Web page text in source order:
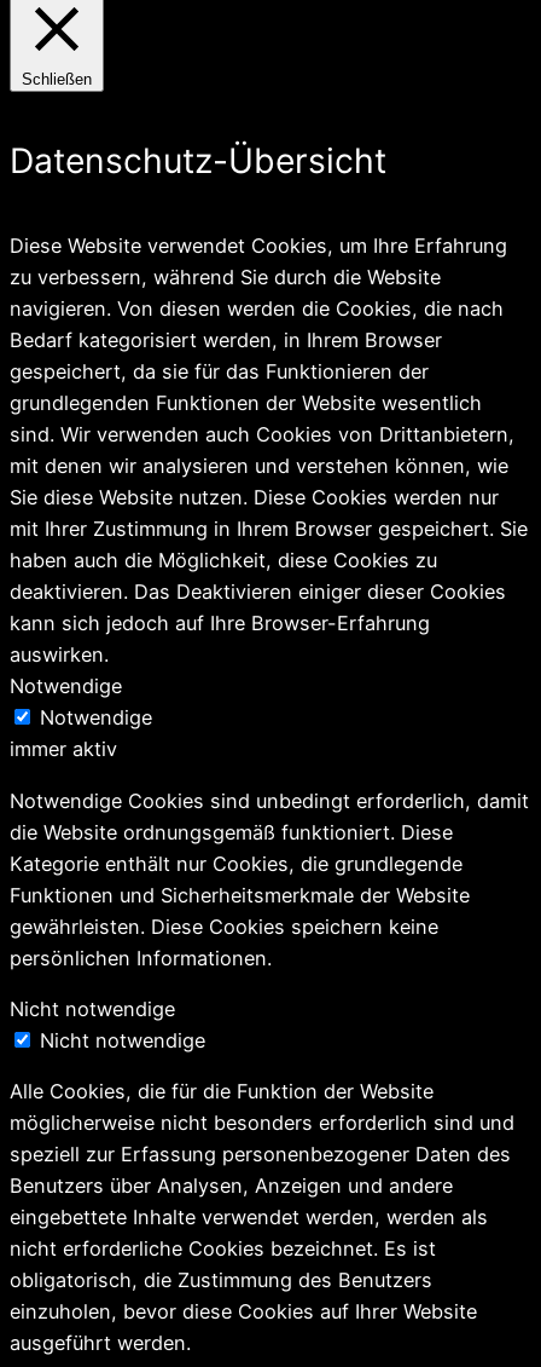
Schließen
Datenschutz-Übersicht
Diese Website verwendet Cookies, um Ihre Erfahrung
zu verbessern, während Sie durch die Website
navigieren. Von diesen werden die Cookies, die nach
Bedarf kategorisiert werden, in Ihrem Browser
gespeichert, da sie für das Funktionieren der
grundlegenden Funktionen der Website wesentlich
sind. Wir verwenden auch Cookies von Drittanbietern,
mit denen wir analysieren und verstehen können, wie
Sie diese Website nutzen. Diese Cookies werden nur
mit Ihrer Zustimmung in Ihrem Browser gespeichert. Sie
haben auch die Möglichkeit, diese Cookies zu
deaktivieren. Das Deaktivieren einiger dieser Cookies
kann sich jedoch auf Ihre Browser-Erfahrung
auswirken.
Notwendige
Notwendige
immer aktiv
Notwendige Cookies sind unbedingt erforderlich, damit
die Website ordnungsgemäß funktioniert. Diese
Kategorie enthält nur Cookies, die grundlegende
Funktionen und Sicherheitsmerkmale der Website
gewährleisten. Diese Cookies speichern keine
persönlichen Informationen.
Nicht notwendige
Nicht notwendige
Alle Cookies, die für die Funktion der Website
möglicherweise nicht besonders erforderlich sind und
speziell zur Erfassung personenbezogener Daten des
Benutzers über Analysen, Anzeigen und andere
eingebettete Inhalte verwendet werden, werden als
nicht erforderliche Cookies bezeichnet. Es ist
obligatorisch, die Zustimmung des Benutzers
einzuholen, bevor diese Cookies auf Ihrer Website
ausgeführt werden.